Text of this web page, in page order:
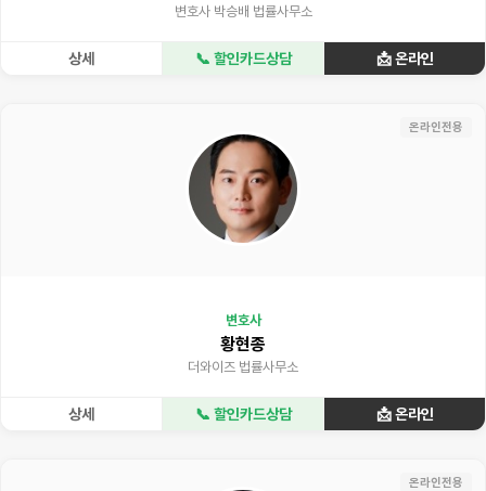
변호사 박승배 법률사무소
상세 📞 할인카드상담 📩 온라인
온라인전용
변호사
황현종
더와이즈 법률사무소
상세 📞 할인카드상담 📩 온라인
온라인전용